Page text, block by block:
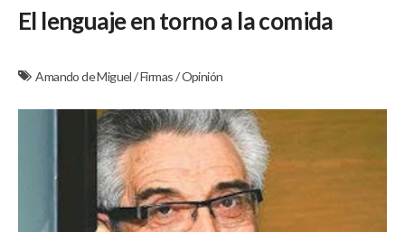
El lenguaje en torno a la comida
Amando de Miguel/Firmas/Opinión